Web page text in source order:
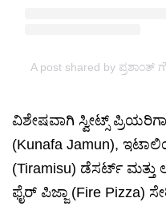
A post shared by ಪ್ರಶಾಂತ್
ವಿಶೇಷವಾಗಿ ಸ್ವೀಟ್ಸ್
(Kunafa Jamun),
(Tiramisu) ಡೆಸರ್ಟ್ ಮತ್ತು
ಫೈರ್ ಪಿಜ್ಜಾ (Fire Pizza)